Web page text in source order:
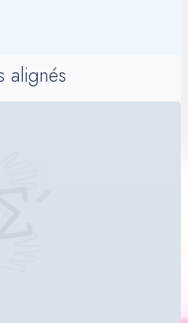
alignés